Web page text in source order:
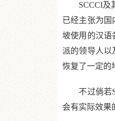
SCCCI及其
已经主张为
坡使用的汉语
派的领导人以
恢复了一定的
不过倘若
会有实际效果